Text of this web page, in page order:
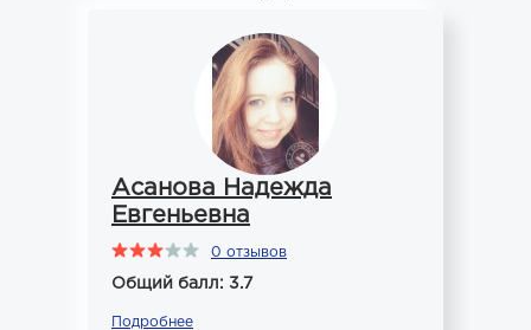
Асанова Надежда
Евгеньевна
0 отзывов
Общий балл: 3.7
Подробнее